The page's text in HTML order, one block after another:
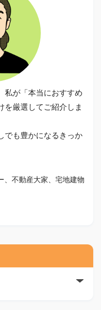
私が「本当におすすめ
を厳選してご紹介しま
でも豊かになるきっか
、不動産大家、宅地建物